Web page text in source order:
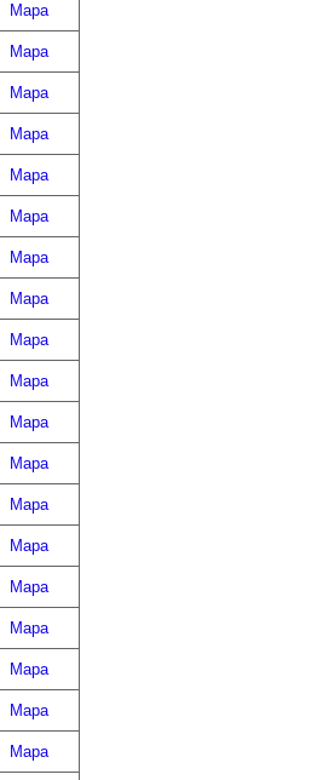
Mapa
Mapa
Mapa
Mapa
Mapa
Mapa
Mapa
Mapa
Mapa
Mapa
Mapa
Mapa
Mapa
Mapa
Mapa
Mapa
Mapa
Mapa
Mapa